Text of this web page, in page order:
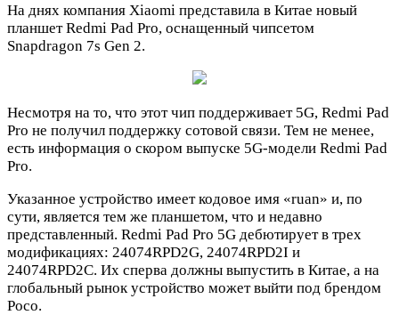
На днях компания Xiaomi представила в Китае новый
планшет Redmi Pad Pro, оснащенный чипсетом
Snapdragon 7s Gen 2.
Несмотря на то, что этот чип поддерживает 5G, Redmi Pad
Pro не получил поддержку сотовой связи. Тем не менее,
есть информация о скором выпуске 5G-модели Redmi Pad
Pro.
Указанное устройство имеет кодовое имя «ruan» и, по
сути, является тем же планшетом, что и недавно
представленный. Redmi Pad Pro 5G дебютирует в трех
модификациях: 24074RPD2G, 24074RPD2I и
24074RPD2C. Их сперва должны выпустить в Китае, а на
глобальный рынок устройство может выйти под брендом
Poco.